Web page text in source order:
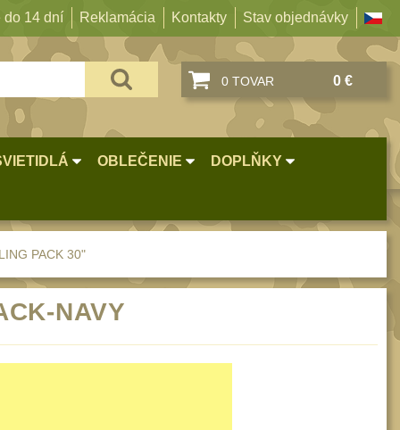
do 14 dní Reklamácia Kontakty Stav objednávky
0 TOVAR 0 €
OBLEČENIE DOPLŇKY
PACK 30"
NAVY